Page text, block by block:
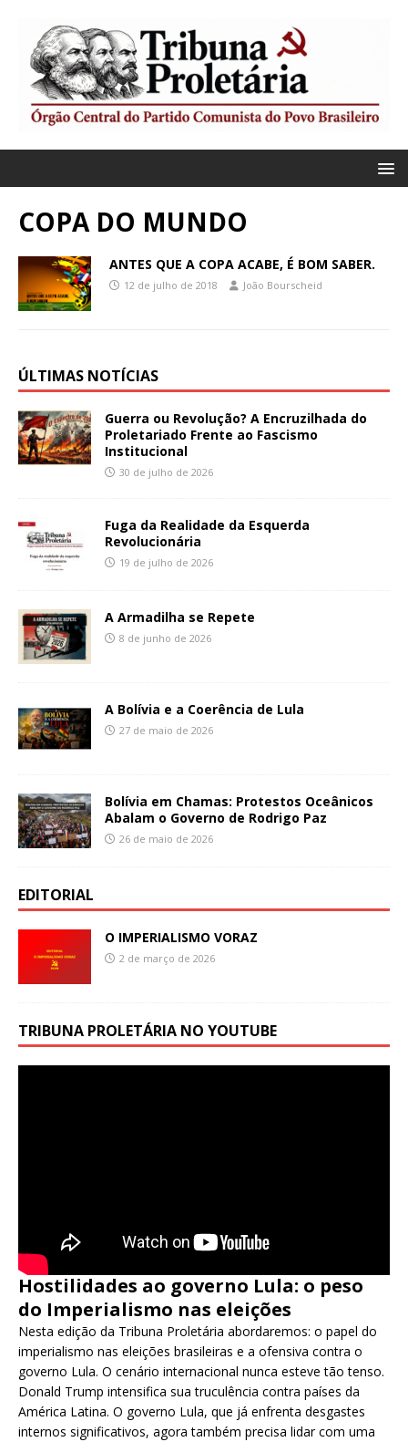
COPA DO MUNDO
ANTES QUE A COPA ACABE, É BOM SABER.
12 de julho de 2018 João Bourscheid
ÚLTIMAS NOTÍCIAS
Guerra ou Revolução? A Encruzilhada do
Proletariado Frente ao Fascismo
Institucional
30 de julho de 2026
Fuga da Realidade da Esquerda
Revolucionária
19 de julho de 2026
A Armadilha se Repete
8 de junho de 2026
A Bolívia e a Coerência de Lula
27 de maio de 2026
Bolívia em Chamas: Protestos Oceânicos
Abalam o Governo de Rodrigo Paz
26 de maio de 2026
EDITORIAL
O IMPERIALISMO VORAZ
2 de março de 2026
TRIBUNA PROLETÁRIA NO YOUTUBE
Hostilidades ao governo Lula: o peso
do Imperialismo nas eleições
Nesta edição da Tribuna Proletária abordaremos: o papel do
imperialismo nas eleições brasileiras e a ofensiva contra o
governo Lula. O cenário internacional nunca esteve tão tenso.
Donald Trump intensifica sua truculência contra países da
América Latina. O governo Lula, que já enfrenta desgastes
internos significativos, agora também precisa lidar com uma